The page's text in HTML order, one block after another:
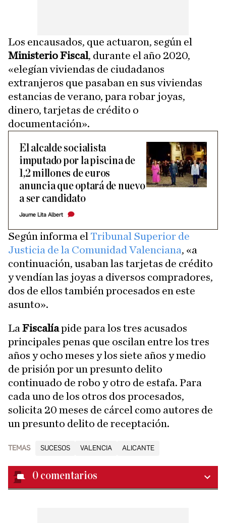
Los encausados, que actuaron, según el
Ministerio Fiscal, durante el año 2020,
«elegían viviendas de ciudadanos
extranjeros que pasaban en sus viviendas
estancias de verano, para robar joyas,
dinero, tarjetas de crédito o
documentación».
El alcalde socialista
imputado por la piscina de
1,2 millones de euros
anuncia que optará de nuevo
a ser candidato
Jaume Lita Albert
Según informa el Tribunal Superior de
Justicia de la Comunidad Valenciana, «a
continuación, usaban las tarjetas de crédito
y vendían las joyas a diversos compradores,
dos de ellos también procesados en este
asunto».
La Fiscalíapide para los tres acusados
principales penas que oscilan entre los tres
años y ocho meses y los siete años y medio
de prisión por un presunto delito
continuado de robo y otro de estafa. Para
cada uno de los otros dos procesados,
solicita 20 meses de cárcel como autores de
un presunto delito de receptación.
TEMAS SUCESOS VALENCIA ALICANTE
0 comentarios